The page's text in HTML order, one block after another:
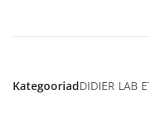
KategooriadDIDIER LAB